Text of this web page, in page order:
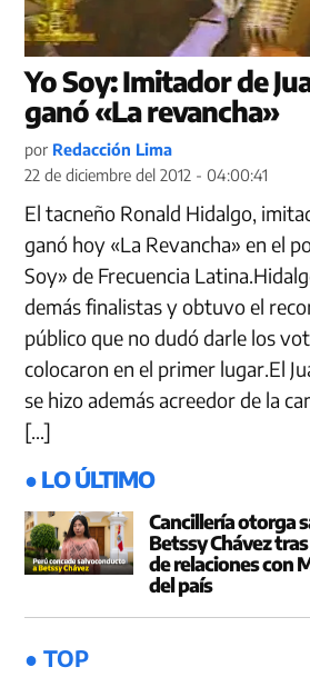
Yo Soy: Imitador de
ganó «La revancha»
por Redacción Lima
22 de diciembre del 2012 - 04:00:41
El tacneño Ronald Hidalgo,
ganó hoy «La Revancha» en el
Soy» de Frecuencia
demás finalistas y obtuvo el
público que no dudó darle los
colocaron en el primer lugar.El
se hizo además acreedor de la
[…]
● LO ÚLTIMO
Cancillería otorga
Betssy Chávez
de relaciones con
del país
● TOP